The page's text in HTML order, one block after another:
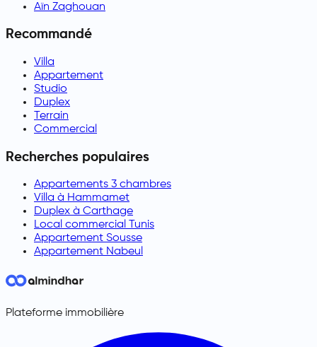
Aïn Zaghouan
Recommandé
Villa
Appartement
Studio
Duplex
Terrain
Commercial
Recherches populaires
Appartements 3 chambres
Villa à Hammamet
Duplex à Carthage
Local commercial Tunis
Appartement Sousse
Appartement Nabeul
Plateforme immobilière